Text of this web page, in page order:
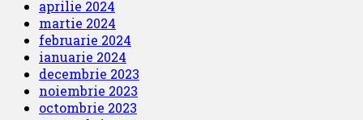
aprilie 2024
martie 2024
februarie 2024
ianuarie 2024
decembrie 2023
noiembrie 2023
octombrie 2023